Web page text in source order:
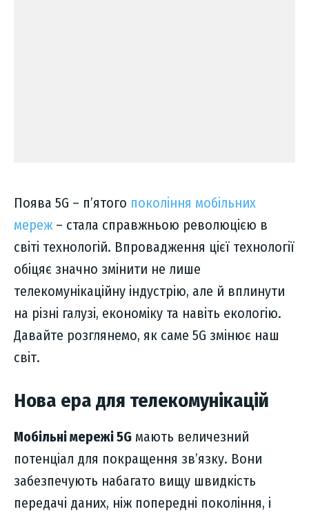
Поява 5G – п’ятого покоління мобільних
мереж – стала справжньою революцією в
світі технологій. Впровадження цієї технології
обіцяє значно змінити не лише
телекомунікаційну індустрію, але й вплинути
на різні галузі, економіку та навіть екологію.
Давайте розглянемо, як саме 5G змінює наш
світ.
Нова ера для телекомунікацій
Мобільні мережі 5G мають величезний
потенціал для покращення зв’язку. Вони
забезпечують набагато вищу швидкість
передачі даних, ніж попередні покоління, і